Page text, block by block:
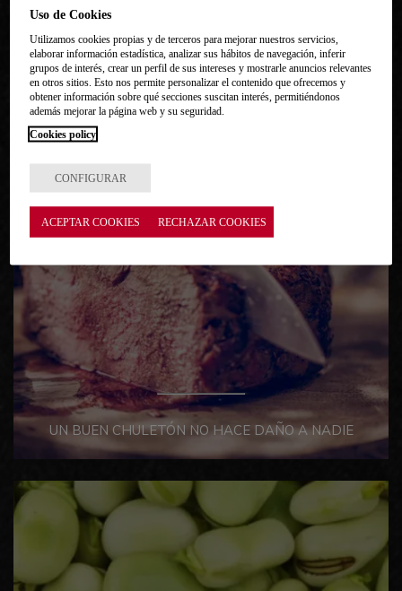
MÁS RECETAS
UN BUEN CHULETÓN NO HACE DAÑO A NADIE
Uso de Cookies
Utilizamos cookies propias y de terceros para mejorar nuestros servicios,
elaborar información estadística, analizar sus hábitos de navegación, inferir
grupos de interés, crear un perfil de sus intereses y mostrarle anuncios relevantes
en otros sitios. Esto nos permite personalizar el contenido que ofrecemos y
obtener información sobre qué secciones suscitan interés, permitiéndonos
además mejorar la página web y su seguridad.
Cookies policy
CONFIGURAR
RECHAZAR COOKIES
ACEPTAR COOKIES